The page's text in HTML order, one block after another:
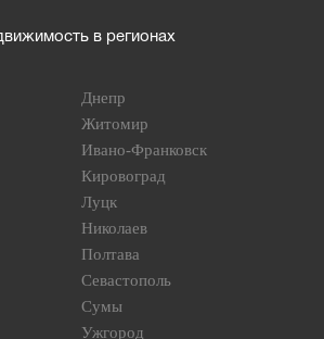
в регионах
Днепр
Житомир
Ивано-Франковск
Кировоград
Луцк
Николаев
Полтава
Севастополь
Сумы
Ужгород